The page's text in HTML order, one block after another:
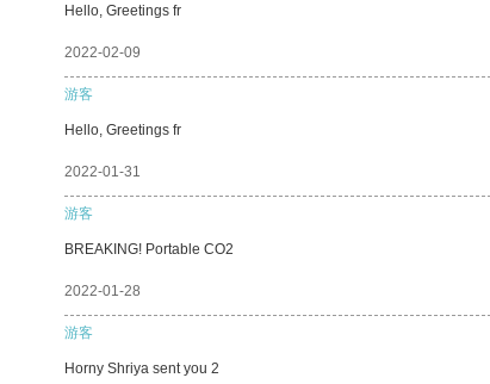
Hello, Greetings fr
2022-02-09
游客
Hello, Greetings fr
2022-01-31
游客
BREAKING! Portable CO2
2022-01-28
游客
Horny Shriya sent you 2